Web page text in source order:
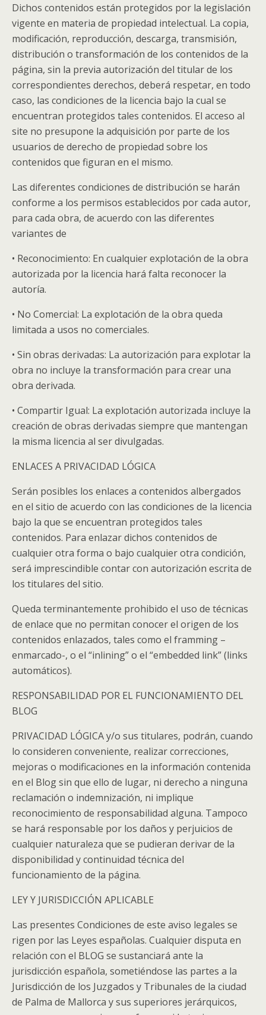
Dichos contenidos están protegidos por la legislación
vigente en materia de propiedad intelectual. La copia,
modificación, reproducción, descarga, transmisión,
distribución o transformación de los contenidos de la
página, sin la previa autorización del titular de los
correspondientes derechos, deberá respetar, en todo
caso, las condiciones de la licencia bajo la cual se
encuentran protegidos tales contenidos. El acceso al
site no presupone la adquisición por parte de los
usuarios de derecho de propiedad sobre los
contenidos que figuran en el mismo.
Las diferentes condiciones de distribución se harán
conforme a los permisos establecidos por cada autor,
para cada obra, de acuerdo con las diferentes
variantes de
• Reconocimiento: En cualquier explotación de la obra
autorizada por la licencia hará falta reconocer la
autoría.
• No Comercial: La explotación de la obra queda
limitada a usos no comerciales.
• Sin obras derivadas: La autorización para explotar la
obra no incluye la transformación para crear una
obra derivada.
• Compartir Igual: La explotación autorizada incluye la
creación de obras derivadas siempre que mantengan
la misma licencia al ser divulgadas.
ENLACES A PRIVACIDAD LÓGICA
Serán posibles los enlaces a contenidos albergados
en el sitio de acuerdo con las condiciones de la licencia
bajo la que se encuentran protegidos tales
contenidos. Para enlazar dichos contenidos de
cualquier otra forma o bajo cualquier otra condición,
será imprescindible contar con autorización escrita de
los titulares del sitio.
Queda terminantemente prohibido el uso de técnicas
de enlace que no permitan conocer el origen de los
contenidos enlazados, tales como el framming –
enmarcado-, o el “inlining” o el “embedded link” (links
automáticos).
RESPONSABILIDAD POR EL FUNCIONAMIENTO DEL
BLOG
PRIVACIDAD LÓGICA y/o sus titulares, podrán, cuando
lo consideren conveniente, realizar correcciones,
mejoras o modificaciones en la información contenida
en el Blog sin que ello de lugar, ni derecho a ninguna
reclamación o indemnización, ni implique
reconocimiento de responsabilidad alguna. Tampoco
se hará responsable por los daños y perjuicios de
cualquier naturaleza que se pudieran derivar de la
disponibilidad y continuidad técnica del
funcionamiento de la página.
LEY Y JURISDICCIÓN APLICABLE
Las presentes Condiciones de este aviso legales se
rigen por las Leyes españolas. Cualquier disputa en
relación con el BLOG se sustanciará ante la
jurisdicción española, sometiéndose las partes a la
Jurisdicción de los Juzgados y Tribunales de la ciudad
de Palma de Mallorca y sus superiores jerárquicos,